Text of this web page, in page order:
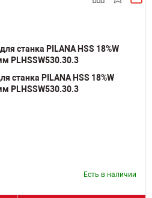
станка PILANA HSS 18%W
PLHSSW530.30.3
Есть в наличии